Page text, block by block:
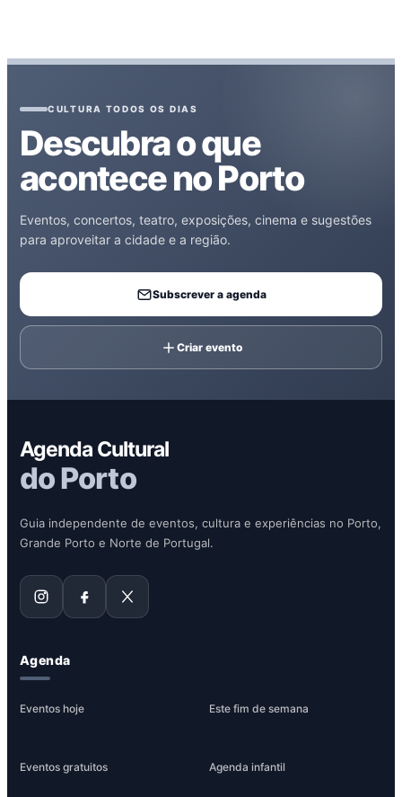
CULTURA TODOS OS DIAS
Descubra o que
acontece no Porto
Eventos, concertos, teatro, exposições, cinema e sugestões
para aproveitar a cidade e a região.
Subscrever a agenda
Criar evento
Agenda Cultural
do Porto
Guia independente de eventos, cultura e experiências no Porto,
Grande Porto e Norte de Portugal.
Agenda
Eventos hoje Este fim de semana
Eventos gratuitos Agenda infantil